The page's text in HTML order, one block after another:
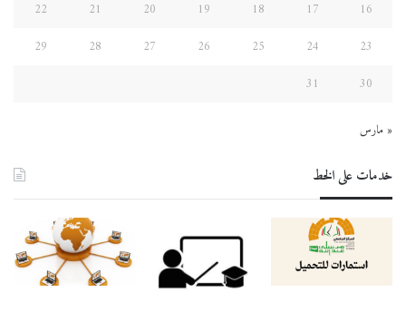
16
17
18
19
20
21
22
23
24
25
26
27
28
29
30
31
« مارس
خدمات على الخط